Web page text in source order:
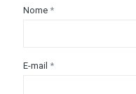
Nome *
E-mail *